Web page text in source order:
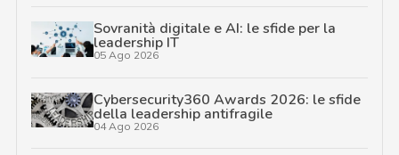
Sovranità digitale e AI: le sfide per la
leadership IT
05 Ago 2026
Cybersecurity360 Awards 2026: le sfide
della leadership antifragile
04 Ago 2026